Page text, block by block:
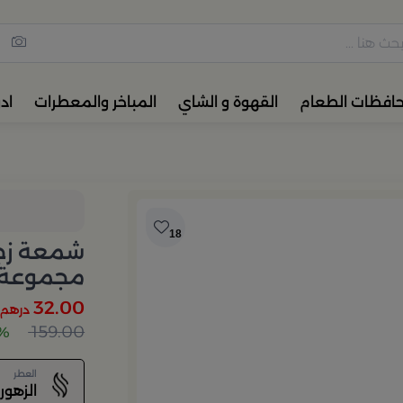
القهوة والشاي، أدوات
الطعام القهوة و الشاي المباخر والمعطرات
18
شمعة
مجموعة
32.00درهم
159.00
العطر